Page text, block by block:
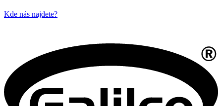
Kde nás najdete?